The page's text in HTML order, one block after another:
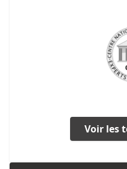
Voir les